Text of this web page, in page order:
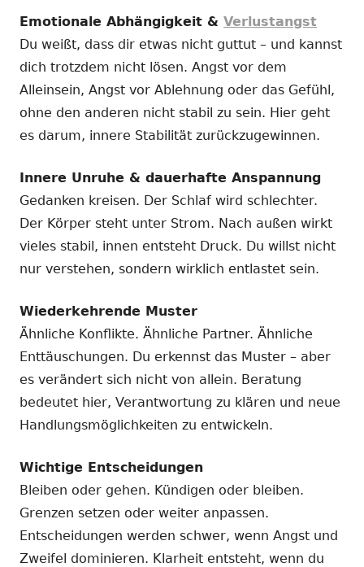
Emotionale Abhängigkeit & Verlustangst
Du weißt, dass dir etwas nicht guttut – und kannst
dich trotzdem nicht lösen. Angst vor dem
Alleinsein, Angst vor Ablehnung oder das Gefühl,
ohne den anderen nicht stabil zu sein. Hier geht
es darum, innere Stabilität zurückzugewinnen.
Innere Unruhe & dauerhafte Anspannung
Gedanken kreisen. Der Schlaf wird schlechter.
Der Körper steht unter Strom. Nach außen wirkt
vieles stabil, innen entsteht Druck. Du willst nicht
nur verstehen, sondern wirklich entlastet sein.
Wiederkehrende Muster
Ähnliche Konflikte. Ähnliche Partner. Ähnliche
Enttäuschungen. Du erkennst das Muster – aber
es verändert sich nicht von allein. Beratung
bedeutet hier, Verantwortung zu klären und neue
Handlungsmöglichkeiten zu entwickeln.
Wichtige Entscheidungen
Bleiben oder gehen. Kündigen oder bleiben.
Grenzen setzen oder weiter anpassen.
Entscheidungen werden schwer, wenn Angst und
Zweifel dominieren. Klarheit entsteht, wenn du